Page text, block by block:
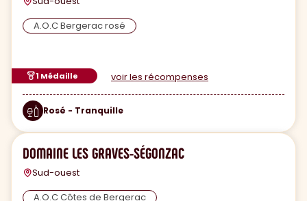
A.O.C Bergerac rosé
1 Médaille voir les récompenses
Rosé - Tranquille
DOMAINE LES GRAVES-SÉGONZAC
Sud-ouest
A.O.C Côtes de Bergerac